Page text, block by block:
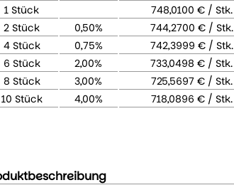
1 Stück
748,0100 € / Stk.
2 Stück
0,50%
744,2700 € / Stk.
4 Stück
0,75%
742,3999 € / Stk.
6 Stück
2,00%
733,0498 € / Stk.
8 Stück
3,00%
725,5697 € / Stk.
10 Stück
4,00% 718,0896 € / Stk.